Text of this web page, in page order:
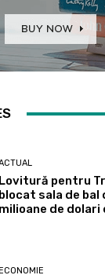
Lovitură pentru
blocat sala de bal
milioane de dolari
ECONOMIE